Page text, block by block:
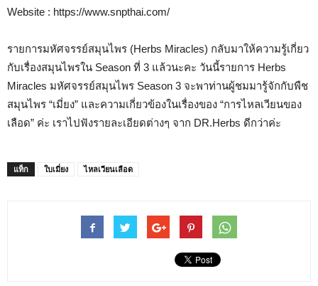
Website : https://www.snpthai.com/
รายการมหัศจรรย์สมุนไพร (Herbs Miracles) กลับมาให้ความรู้เกี่ยว
กับเรื่องสมุนไพรใน Season ที่ 3 แล้วนะคะ วันนี้รายการ Herbs
Miracles มหัศจรรย์สมุนไพร Season 3 จะพาท่านผู้ชมมารู้จักกับพืช
สมุนไพร “เมี่ยง” และความเกี่ยวข้องในเรื่องของ “การไหลเวียนของ
เลือด” ค่ะ เราไปฟังรายละเอียดต่างๆ จาก DR.Herbs ดีกว่าค่ะ
แท็ก ใบเมี่ยง ไหลเวียนเลือด